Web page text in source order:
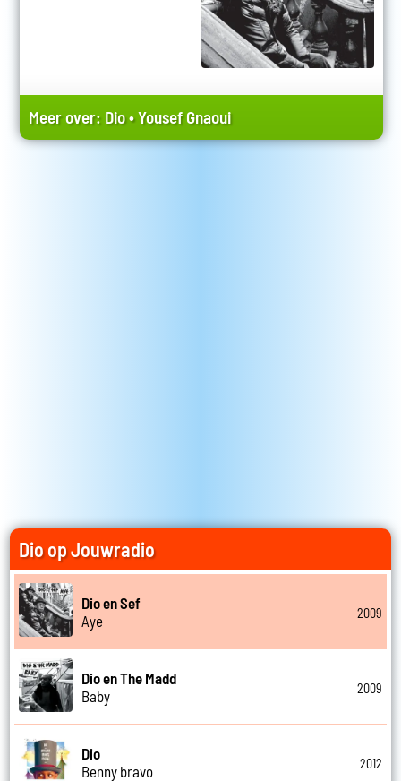
Meer over: Dio•Yousef Gnaoui
Dio op Jouwradio
Dio en Sef
Aye
2009
Dio en The Madd
Baby
2009
Dio
Benny bravo
2012